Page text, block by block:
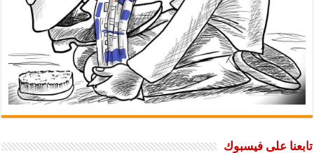
تابعنا على فيسبوك